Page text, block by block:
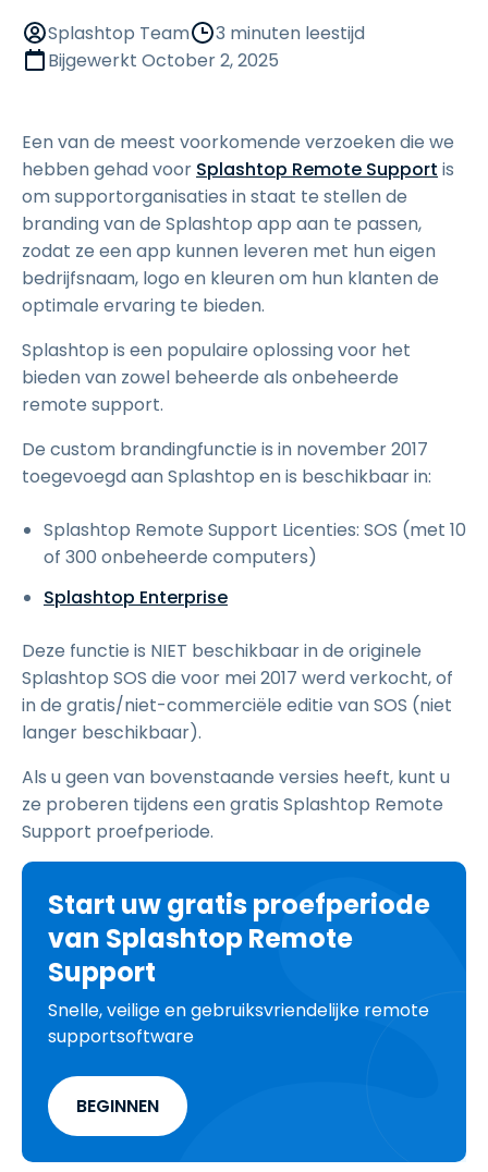
Splashtop Team
3 minuten leestijd
Bijgewerkt October 2, 2025
Een van de meest voorkomende verzoeken die we
hebben gehad voor Splashtop Remote Support is
om supportorganisaties in staat te stellen de
branding van de Splashtop app aan te passen,
zodat ze een app kunnen leveren met hun eigen
bedrijfsnaam, logo en kleuren om hun klanten de
optimale ervaring te bieden.
Splashtop is een populaire oplossing voor het
bieden van zowel beheerde als onbeheerde
remote support.
De custom brandingfunctie is in november 2017
toegevoegd aan Splashtop en is beschikbaar in:
Splashtop Remote Support Licenties: SOS (met 10
of 300 onbeheerde computers)
Splashtop Enterprise
Deze functie is NIET beschikbaar in de originele
Splashtop SOS die voor mei 2017 werd verkocht, of
in de gratis/niet-commerciële editie van SOS (niet
langer beschikbaar).
Als u geen van bovenstaande versies heeft, kunt u
ze proberen tijdens een gratis Splashtop Remote
Support proefperiode.
Start uw gratis proefperiode
van Splashtop Remote
Support
Snelle, veilige en gebruiksvriendelijke remote
supportsoftware
BEGINNEN